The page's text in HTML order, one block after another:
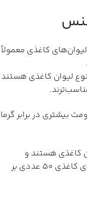
کاغذی معمولاً
لیوان کاغذی هستند
بیشتری در برابر گرما
کاغذی هستند و
بالاترین مقاومت را در برابر گرما دارند. قیمت لیوان‌های کاغذی ۵۰ عددی بر